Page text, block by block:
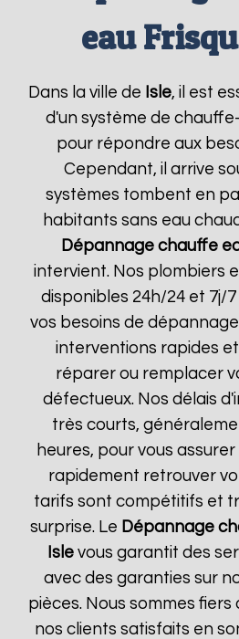
eau
Dans la ville de Isle, il est
d'un système de
pour répondre aux
Cependant, il arrive
systèmes tombent en
habitants sans eau
Dépannage chauffe
intervient. Nos plombiers
disponibles 24h/24 et 7j/
vos besoins de
interventions rapides
réparer ou remplacer
défectueux. Nos délais
très courts,
heures, pour vous
rapidement retrouver
tarifs sont compétitifs et
surprise. Le Dépannage
Isle vous garantit des
avec des garanties sur
pièces. Nous sommes
nos clients satisfaits en